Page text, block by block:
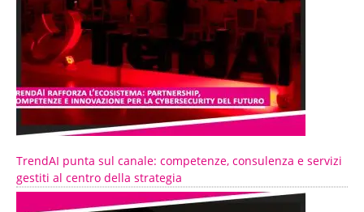
TrendAI punta sul canale: competenze, consulenza e servizi
gestiti al centro della strategia